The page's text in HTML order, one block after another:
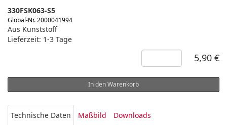
330FSK063-S5
Global-Nr. 2000041994
Aus Kunststoff
Lieferzeit: 1-3 Tage
5,90 €
In den Warenkorb
Technische Daten Maßbild Downloads